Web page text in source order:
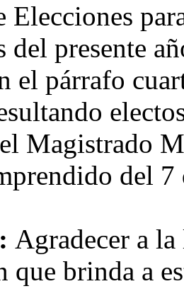
Elecciones
del presente
el párrafo
Magistrado
del 7
Agradecer a
que brinda a